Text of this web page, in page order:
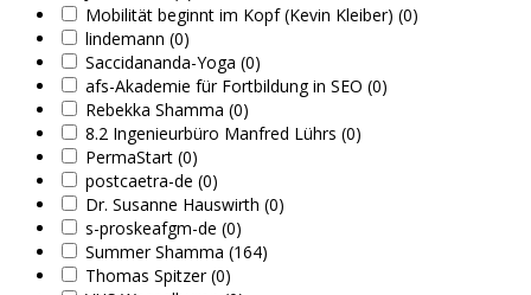
Mobilität beginnt im Kopf (Kevin Kleiber) (0)
lindemann (0)
Saccidananda-Yoga (0)
afs-Akademie für Fortbildung in SEO (0)
Rebekka Shamma (0)
8.2 Ingenieurbüro Manfred Lührs (0)
PermaStart (0)
postcaetra-de (0)
Dr. Susanne Hauswirth (0)
s-proskeafgm-de (0)
Summer Shamma (164)
Thomas Spitzer (0)